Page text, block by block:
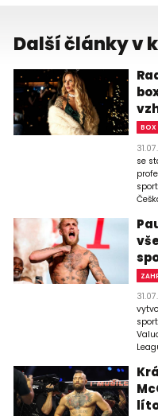
Další články v
BOX
se